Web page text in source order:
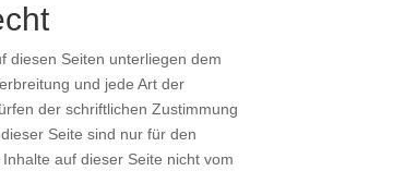
diesen Seiten unterliegen dem
und jede Art der
der schriftlichen Zustimmung
Seite sind nur für den
auf dieser Seite nicht vom